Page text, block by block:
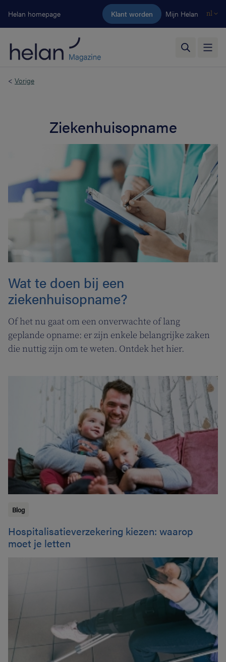
Ga naar de hoofdinhoud
Helan homepage Klant worden Mijn Helan nl
< Vorige
Ziekenhuisopname
Wat te doen bij een
ziekenhuisopname?
Of het nu gaat om een onverwachte of lang
geplande opname: er zijn enkele belangrijke zaken
die nuttig zijn om te weten. Ontdek het hier.
Blog
Hospitalisatieverzekering kiezen: waarop
moet je letten